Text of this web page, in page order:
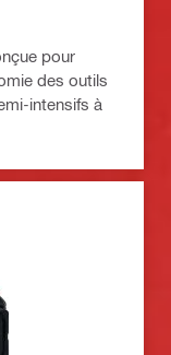
pour
des outils
intensifs à